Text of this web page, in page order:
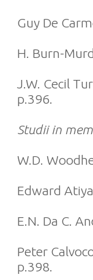
Guy De
H. Burn-
J.W. Cecil
p.396.
Studii in
W.D.
Edward
E.N. Da C.
Peter
p.398.